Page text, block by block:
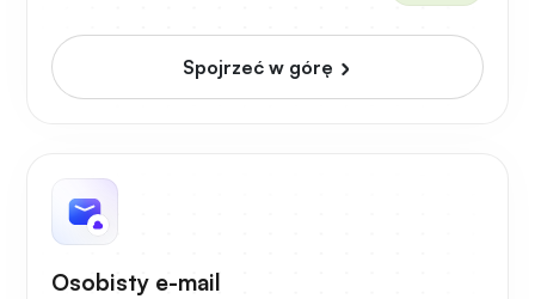
Spojrzeć w górę
Osobisty e-mail